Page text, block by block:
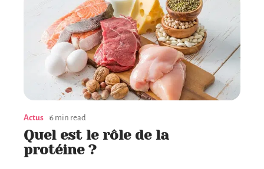
Actus 6 min read
Quel est le rôle de la
protéine ?